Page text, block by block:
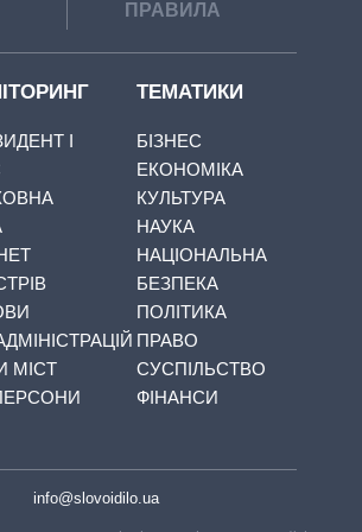
ПРАВИЛА
І
МІСТ
ТЕМАТИКИ
БІЗНЕС
ЕКОНОМІКА
КУЛЬТУРА
НАУКА
НАЦІОНАЛЬНА
БЕЗПЕКА
ПОЛІТИКА
ПРАВО
СУСПІЛЬСТВО
ФІНАНСИ
info@slovoidilo.ua